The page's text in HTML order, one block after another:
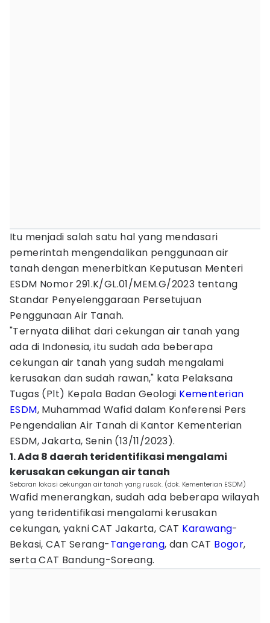
Itu menjadi salah satu hal yang mendasari
pemerintah mengendalikan penggunaan air
tanah dengan menerbitkan Keputusan Menteri
ESDM Nomor 291.K/GL.01/MEM.G/2023 tentang
Standar Penyelenggaraan Persetujuan
Penggunaan Air Tanah.
"Ternyata dilihat dari cekungan air tanah yang
ada di Indonesia, itu sudah ada beberapa
cekungan air tanah yang sudah mengalami
kerusakan dan sudah rawan," kata Pelaksana
Tugas (Plt) Kepala Badan Geologi Kementerian
ESDM, Muhammad Wafid dalam Konferensi Pers
Pengendalian Air Tanah di Kantor Kementerian
ESDM, Jakarta, Senin (13/11/2023).
1. Ada 8 daerah teridentifikasi mengalami
kerusakan cekungan air tanah
Sebaran lokasi cekungan air tanah yang rusak. (dok. Kementerian ESDM)
Wafid menerangkan, sudah ada beberapa wilayah
yang teridentifikasi mengalami kerusakan
cekungan, yakni CAT Jakarta, CAT Karawang-
Bekasi, CAT Serang-Tangerang, dan CAT Bogor,
serta CAT Bandung-Soreang.